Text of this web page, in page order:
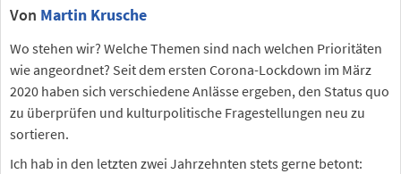
Von Martin Krusche
Wo stehen wir? Welche Themen sind nach welchen Prioritäten
wie angeordnet? Seit dem ersten Corona-Lockdown im März
2020 haben sich verschiedene Anlässe ergeben, den Status quo
zu überprüfen und kulturpolitische Fragestellungen neu zu
sortieren.
Ich hab in den letzten zwei Jahrzehnten stets gerne betont: